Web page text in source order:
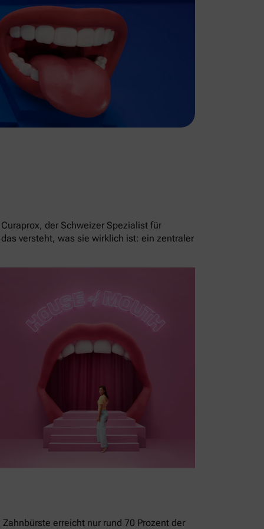
der Schweizer Spezialist für
versteht, was sie wirklich ist: ein zentraler
erreicht nur rund 70 Prozent der